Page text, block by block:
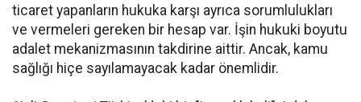
ticaret yapanların hukuka karşı ayrıca sorumlulukları
ve vermeleri gereken bir hesap var. İşin hukuki boyutu
adalet mekanizmasının takdirine aittir. Ancak, kamu
sağlığı hiçe sayılamayacak kadar önemlidir.